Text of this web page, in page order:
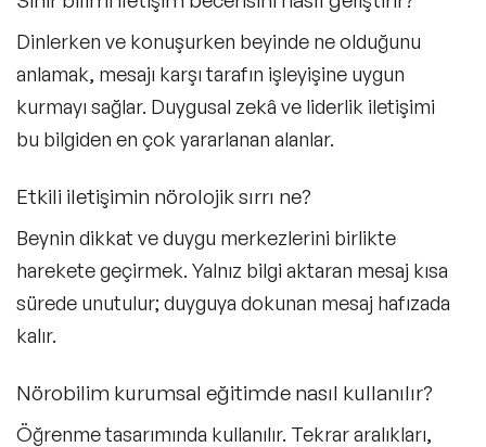
Dinlerken ve konuşurken beyinde ne olduğunu
anlamak, mesajı karşı tarafın işleyişine uygun
kurmayı sağlar. Duygusal zekâ ve liderlik iletişimi
bu bilgiden en çok yararlanan alanlar.
Etkili iletişimin nörolojik sırrı ne?
Beynin dikkat ve duygu merkezlerini birlikte
harekete geçirmek. Yalnız bilgi aktaran mesaj kısa
sürede unutulur; duyguya dokunan mesaj hafızada
kalır.
Nörobilim kurumsal eğitimde nasıl kullanılır?
Öğrenme tasarımında kullanılır. Tekrar aralıkları,